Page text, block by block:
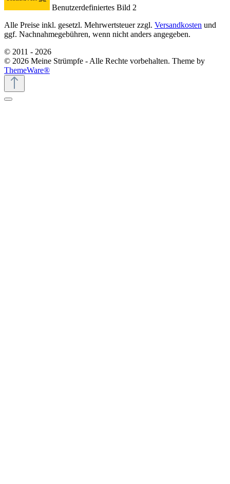
Benutzerdefiniertes Bild 2
Alle Preise inkl. gesetzl. Mehrwertsteuer zzgl. Versandkosten und
ggf. Nachnahmegebühren, wenn nicht anders angegeben.
© 2011 - 2026
© 2026 Meine Strümpfe - Alle Rechte vorbehalten. Theme by
ThemeWare®